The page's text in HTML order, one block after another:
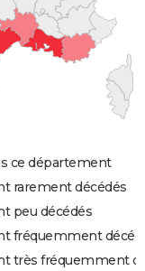
ce département
rarement décédés
peu décédés
fréquemment
très fréquemment